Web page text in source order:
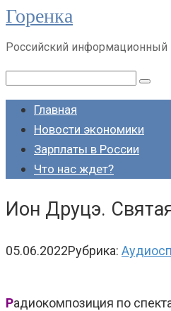
Перейти
контенту
Горенка
Российский информационный
Поиск:
Главная
Новости экономики
Зарплаты в России
Что нас ждет?
Ион Друцэ.
05.06.2022Рубрика:
Радиокомпозиция по